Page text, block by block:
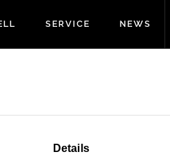
SERVICE NEWS
Details